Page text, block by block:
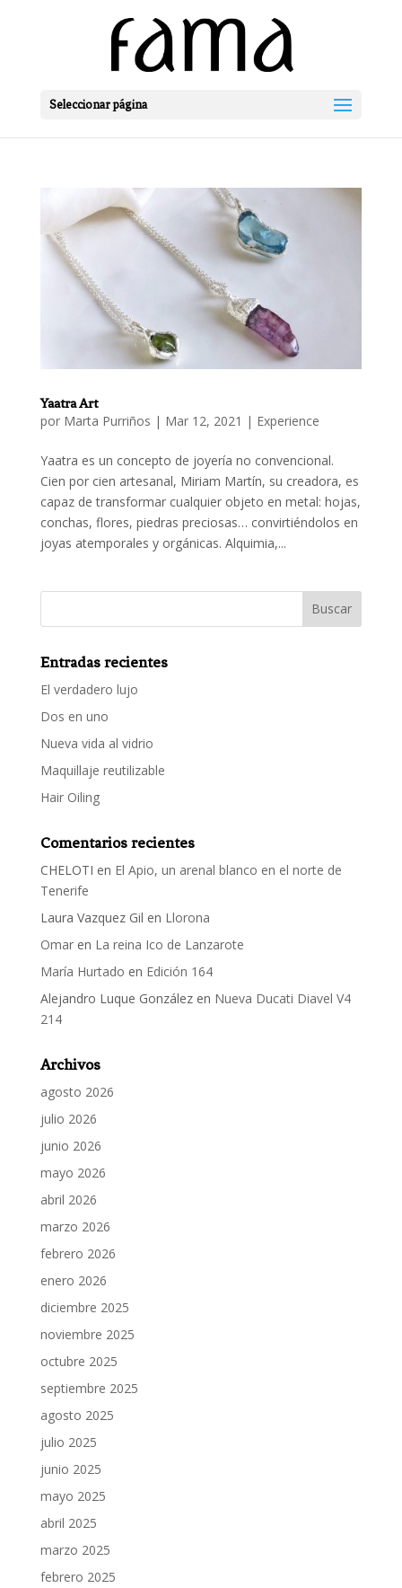
Seleccionar página
Yaatra Art
por Marta Purriños | Mar 12, 2021 | Experience
Yaatra es un concepto de joyería no convencional.
Cien por cien artesanal, Miriam Martín, su creadora, es
capaz de transformar cualquier objeto en metal: hojas,
conchas, flores, piedras preciosas… convirtiéndolos en
joyas atemporales y orgánicas. Alquimia,...
Entradas recientes
El verdadero lujo
Dos en uno
Nueva vida al vidrio
Maquillaje reutilizable
Hair Oiling
Comentarios recientes
CHELOTI en El Apio, un arenal blanco en el norte de
Tenerife
Laura Vazquez Gil en Llorona
Omaren La reina Ico de Lanzarote
María Hurtado en Edición 164
Alejandro Luque Gonzálezen Nueva Ducati Diavel V4
214
Archivos
agosto 2026
julio 2026
junio 2026
mayo 2026
abril 2026
marzo 2026
febrero 2026
enero 2026
diciembre 2025
noviembre 2025
octubre 2025
septiembre 2025
agosto 2025
julio 2025
junio 2025
mayo 2025
abril 2025
marzo 2025
febrero 2025